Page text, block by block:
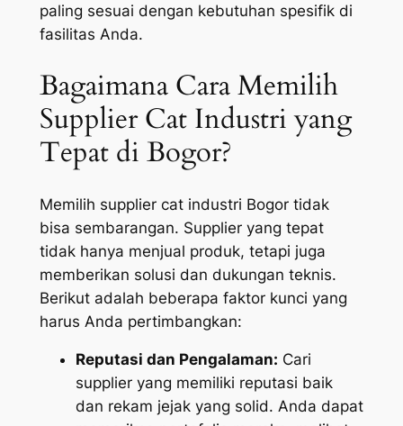
paling sesuai dengan kebutuhan spesifik di
fasilitas Anda.
Bagaimana Cara Memilih
Supplier Cat Industri yang
Tepat di Bogor?
Memilih supplier cat industri Bogor tidak
bisa sembarangan. Supplier yang tepat
tidak hanya menjual produk, tetapi juga
memberikan solusi dan dukungan teknis.
Berikut adalah beberapa faktor kunci yang
harus Anda pertimbangkan:
Reputasi dan Pengalaman: Cari
supplier yang memiliki reputasi baik
dan rekam jejak yang solid. Anda dapat